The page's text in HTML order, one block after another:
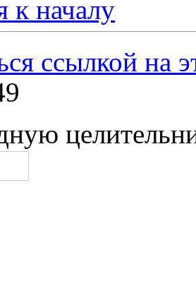
к началу